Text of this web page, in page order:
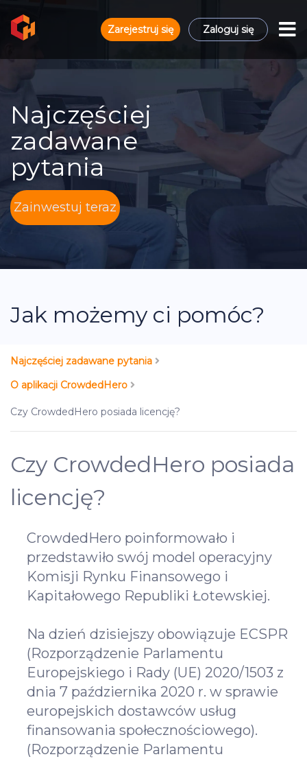
Zarejestruj się Zaloguj się
Najczęściej
zadawane
pytania
Zainwestuj teraz
Jak możemy ci pomóc?
Najczęściej zadawane pytania
O aplikacji CrowdedHero
Czy CrowdedHero posiada licencję?
Czy CrowdedHero posiada
licencję?
CrowdedHero poinformowało i
przedstawiło swój model operacyjny
Komisji Rynku Finansowego i
Kapitałowego Republiki Łotewskiej.
Na dzień dzisiejszy obowiązuje ECSPR
(Rozporządzenie Parlamentu
Europejskiego i Rady (UE) 2020/1503 z
dnia 7 października 2020 r. w sprawie
europejskich dostawców usług
finansowania społecznościowego).
(Rozporządzenie Parlamentu